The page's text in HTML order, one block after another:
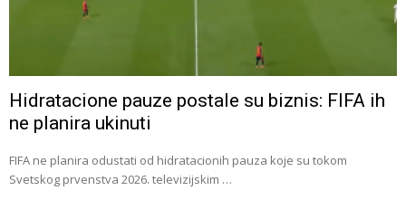
Hidratacione pauze postale su biznis: FIFA ih
ne planira ukinuti
FIFA ne planira odustati od hidratacionih pauza koje su tokom
Svetskog prvenstva 2026. televizijskim …